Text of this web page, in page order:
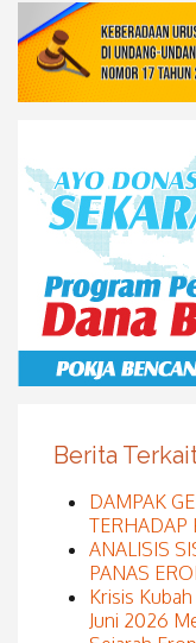
Berita
DAMPAK
TERHADAP
ANALISIS
PANAS
Krisis
Juni 2026